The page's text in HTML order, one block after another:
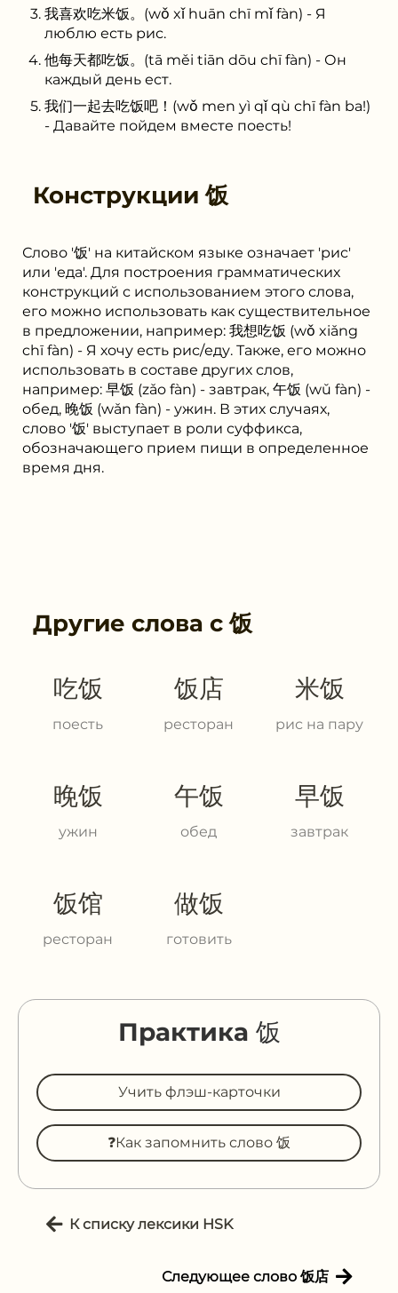
我喜欢吃米饭。(wǒ xǐ huān chī mǐ fàn) - Я
люблю есть рис.
他每天都吃饭。(tā měi tiān dōu chī fàn) - Он
каждый день ест.
我们一起去吃饭吧！(wǒ men yì qǐ qù chī fàn ba!)
- Давайте пойдем вместе поесть!
Конструкции饭
Слово '饭' на китайском языке означает 'рис'
или 'еда'. Для построения грамматических
конструкций с использованием этого слова,
его можно использовать как существительное
в предложении, например: 我想吃饭 (wǒ xiǎng
chī fàn) - Я хочу есть рис/еду. Также, его можно
использовать в составе других слов,
например: 早饭 (zǎo fàn) - завтрак, 午饭 (wǔ fàn) -
обед, 晚饭 (wǎn fàn) - ужин. В этих случаях,
слово '饭' выступает в роли суффикса,
обозначающего прием пищи в определенное
время дня.
Другие слова с饭
吃饭
поесть
饭店
ресторан
米饭
рис на пару
晚饭
ужин
午饭
обед
早饭
завтрак
饭馆
ресторан
做饭
готовить
Практика 饭
Учить флэш-карточки
❓Как запомнить слово 饭
К списку лексики HSK
Следующее слово 饭店